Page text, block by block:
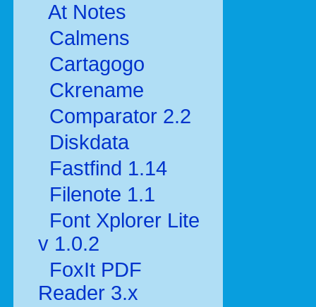
At Notes
Calmens
Cartagogo
Ckrename
Comparator 2.2
Diskdata
Fastfind 1.14
Filenote 1.1
Font Xplorer Lite
v 1.0.2
FoxIt PDF
Reader 3.x